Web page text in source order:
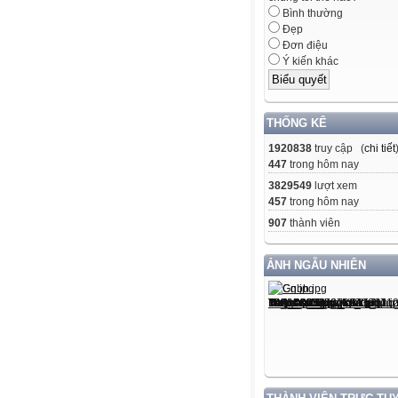
Bình thường
Đẹp
Đơn điệu
Ý kiến khác
THỐNG KÊ
1920838 truy cập (chi tiết)
447 trong hôm nay
3829549 lượt xem
457 trong hôm nay
907 thành viên
ẢNH NGẪU NHIÊN